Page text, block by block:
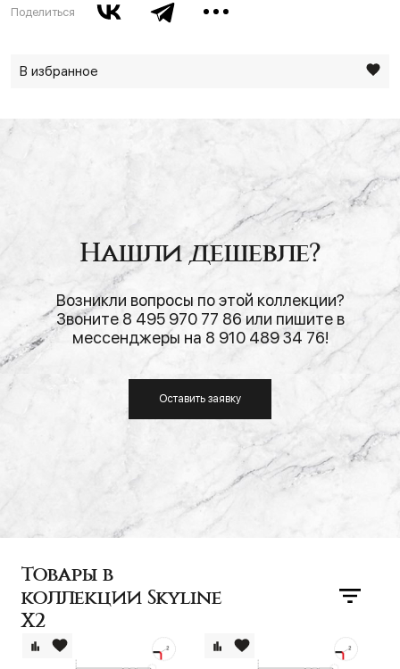
Поделиться
В избранное
Нашли дешевле?
Возникли вопросы по этой коллекции?
Звоните 8 495 970 77 86 или пишите в
мессенджеры на 8 910 489 34 76!
Оставить заявку
Товары в
коллекции Skyline
X2